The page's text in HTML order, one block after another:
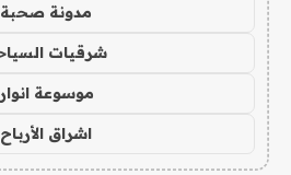
مدونة صحبة
شرقيات
موسوعة انوار
اشراق الأرباح